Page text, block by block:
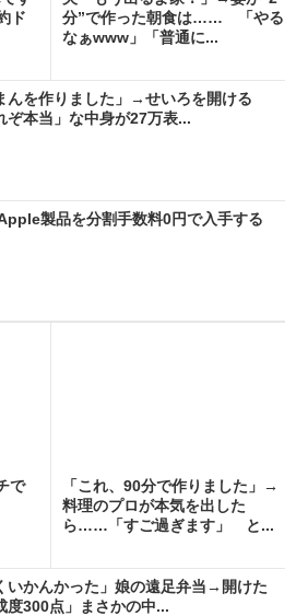
ド
分”で作った朝食は…… 「やる
なぁwww」「普通に...
んを作りました」→せいろを開ける
本当」な中身が27万表...
製品を分割手数料0円で入手する
で
「これ、90分で作りました」→
料理のプロが本気を出した
ら……「すご過ぎます」 と...
いかんかった」娘の遠足弁当→開けた
300点」まさかの中...